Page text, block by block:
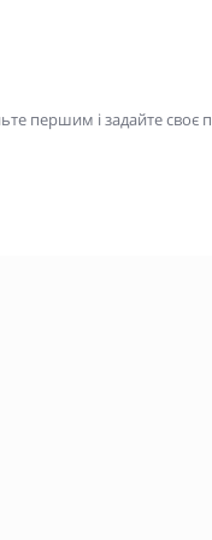
першим і задайте своє